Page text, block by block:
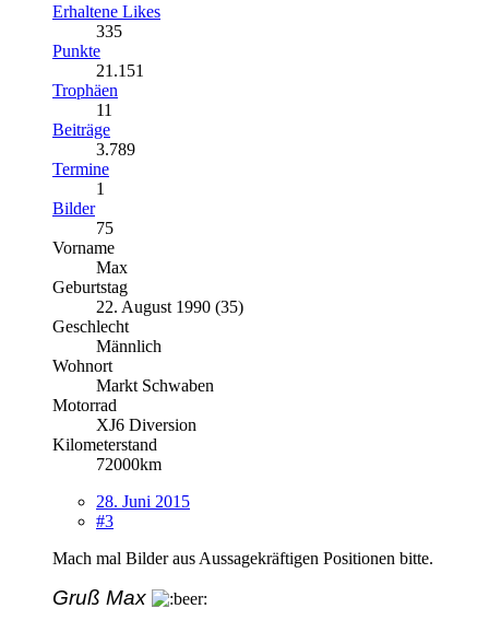
Erhaltene Likes
335
Punkte
21.151
Trophäen
11
Beiträge
3.789
Termine
1
Bilder
75
Vorname
Max
Geburtstag
22. August 1990 (35)
Geschlecht
Männlich
Wohnort
Markt Schwaben
Motorrad
XJ6 Diversion
Kilometerstand
72000km
28. Juni 2015
#3
Mach mal Bilder aus Aussagekräftigen Positionen bitte.
Gruß Max